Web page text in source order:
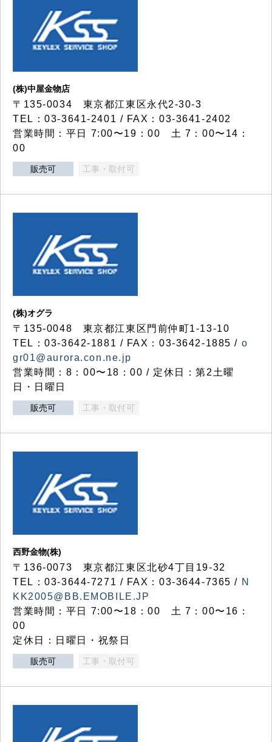
(株)中屋金物店
〒135-0034 東京都江東区永代2-30-3
TEL：03-3641-2401 / FAX：03-3641-2402
営業時間：平日 7:00〜19：00 土 7：00〜14：
00
販売可 工事・取付可
(株)オグラ
〒135-0048 東京都江東区門前仲町1-13-10
TEL：03-3642-1881 / FAX：03-3642-1885 / o
gr01@aurora.con.ne.jp
営業時間：8：00〜18：00 / 定休日：第2土曜
日・日曜日
販売可 工事・取付可
西野金物(株)
〒136-0073 東京都江東区北砂4丁目19-32
TEL：03‐3644‐7271 / FAX：03-3644-7365 / N
KK2005@BB.EMOBILE.JP
営業時間：平日 7:00〜18：00 土 7：00〜16：
00
定休日：日曜日・祝祭日
販売可 工事・取付可